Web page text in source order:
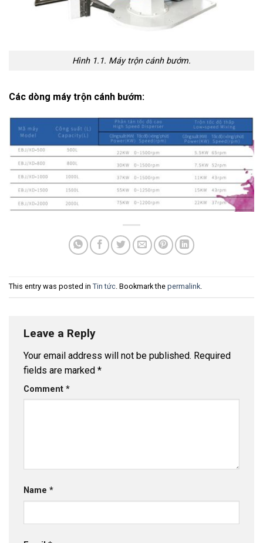
Hình 1.1. Máy trộn cánh bướm.
Các dòng máy trộn cánh bướm:
This entry was posted in Tin tức. Bookmark the permalink.
Leave a Reply
Your email address will not be published. Required
fields are marked *
Comment *
Name *